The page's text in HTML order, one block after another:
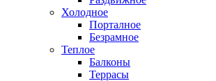
Холодное
Порталное
Безрамное
Теплое
Балконы
Террасы